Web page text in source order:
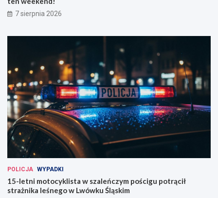
7 sierpnia 2026
POLICJA WYPADKI
15-letni motocyklista w szaleńczym pościgu potrącił
strażnika leśnego w Lwówku Śląskim